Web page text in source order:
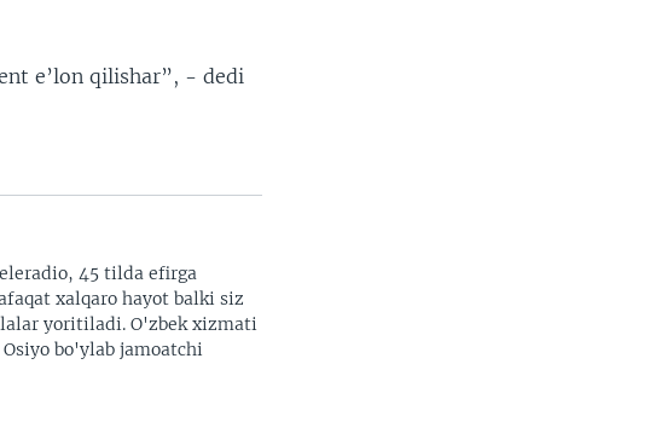
e’lon qilishar”, - dedi
45 tilda efirga
xalqaro hayot balki siz
yoritiladi. O'zbek xizmati
bo'ylab jamoatchi